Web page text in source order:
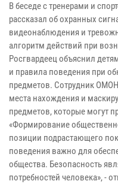
В беседе с тренерами и
рассказал об охранных
видеонаблюдения и
алгоритм действий при
Росгвардеец объяснил
и правила поведения при
предметов. Сотрудник
места нахождения и
предметов, которые могут
«Формирование
позиции подрастающего
поведения важно для
общества. Безопасность
потребностей человека», -